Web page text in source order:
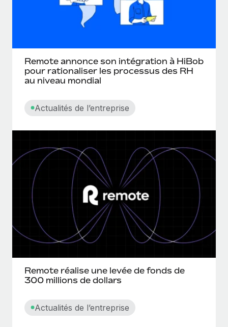
Remote annonce son intégration à HiBob
pour rationaliser les processus des RH
au niveau mondial
Actualités de l’entreprise
Remote réalise une levée de fonds de
300 millions de dollars
Actualités de l’entreprise